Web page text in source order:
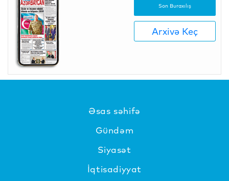
Son Buraxılış
Arxivə Keç
Əsas səhifə
Gündəm
Siyasət
İqtisadiyyat